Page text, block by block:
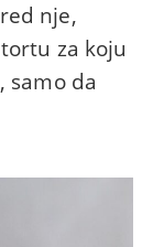
nje,
za koju
samo da